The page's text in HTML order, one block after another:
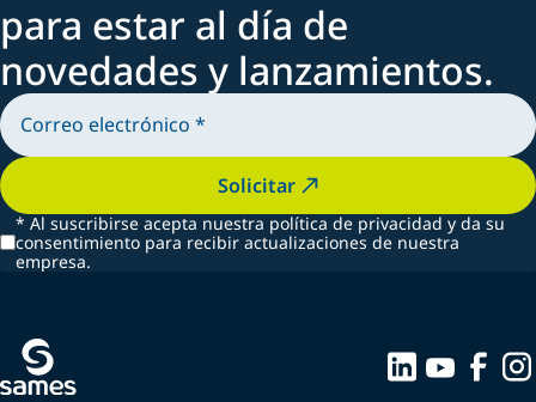
para estar al día de
novedades y lanzamientos.
Solicitar
* Al suscribirse acepta nuestra política de privacidad y da su
consentimiento para recibir actualizaciones de nuestra
empresa.